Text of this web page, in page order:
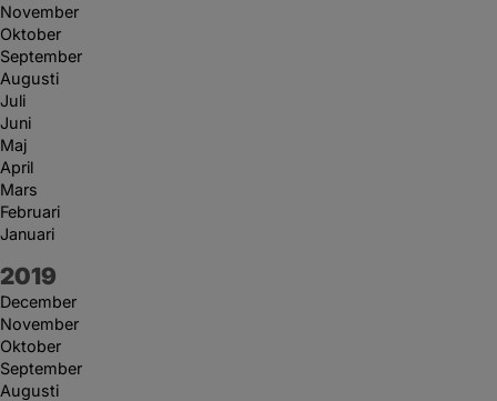
November
Oktober
September
Augusti
Juli
Juni
Maj
April
Mars
Februari
Januari
År:
2019
December
November
Oktober
September
Augusti